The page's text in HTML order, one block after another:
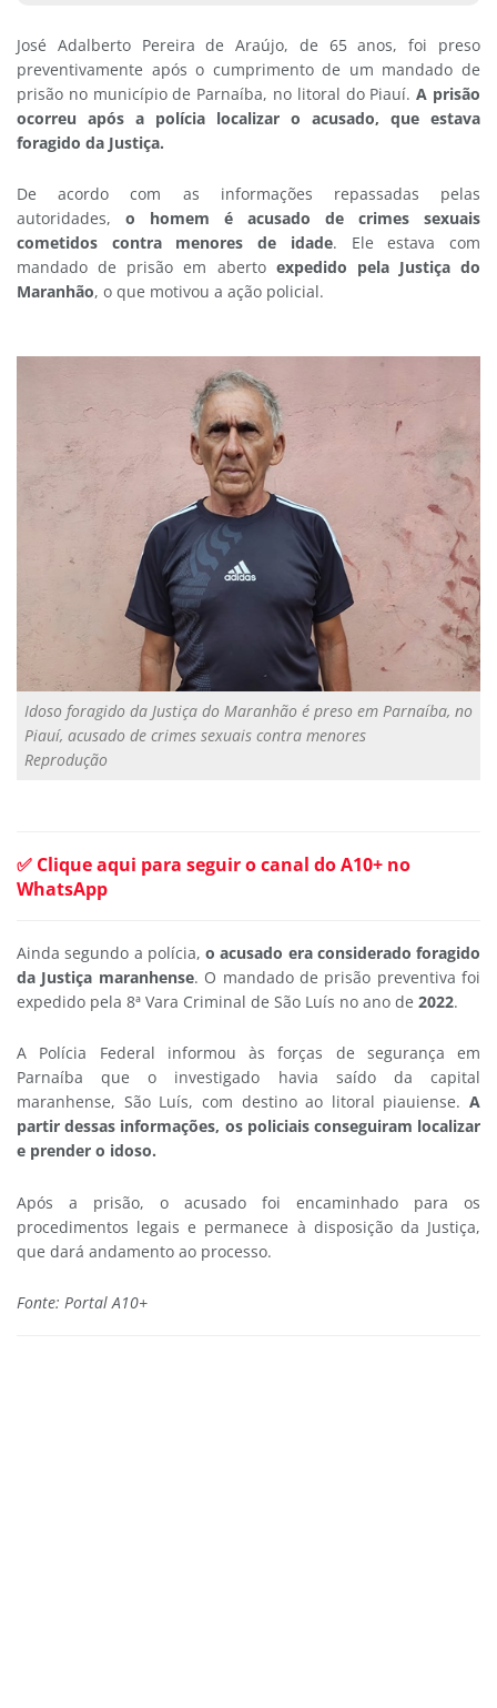
José Adalberto Pereira de Araújo, de 65 anos, foi preso
preventivamente após o cumprimento de um mandado de
prisão no município de Parnaíba, no litoral do Piauí.A prisão
ocorreu após a polícia localizar o acusado, que estava
foragido da Justiça.
De acordo com as informações repassadas pelas
autoridades, o homem é acusado de crimes sexuais
cometidos contra menores de idade. Ele estava com
mandado de prisão em aberto expedido pela Justiça do
Maranhão, o que motivou a ação policial.
Idoso foragido da Justiça do Maranhão é preso em Parnaíba, no
Piauí, acusado de crimes sexuais contra menores
Reprodução
✅ Clique aqui para seguir o canal do A10+ no
WhatsApp
Ainda segundo a polícia, o acusado era considerado foragido
da Justiça maranhense. O mandado de prisão preventiva foi
expedido pela 8ª Vara Criminal de São Luís no ano de 2022.
A Polícia Federal informou às forças de segurança em
Parnaíba que o investigado havia saído da capital
maranhense, São Luís, com destino ao litoral piauiense. A
partir dessas informações, os policiais conseguiram localizar
e prender o idoso.
Após a prisão, o acusado foi encaminhado para os
procedimentos legais e permanece à disposição da Justiça,
que dará andamento ao processo.
Fonte: Portal A10+